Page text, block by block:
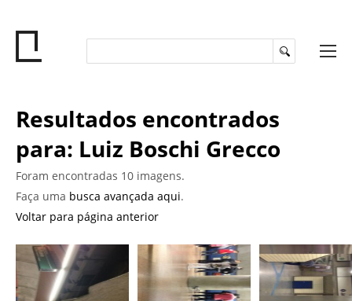
Resultados encontrados
para: Luiz Boschi Grecco
Foram encontradas 10 imagens.
Faça uma busca avançada aqui.
Voltar para página anterior